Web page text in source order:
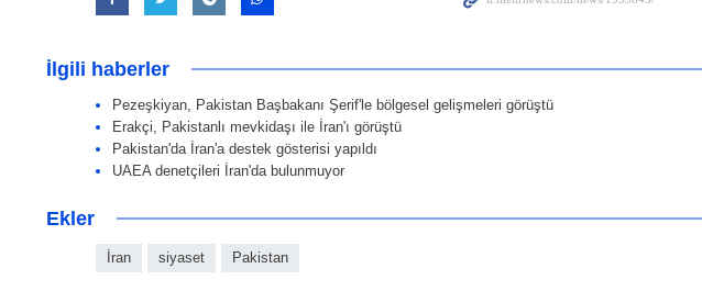
İlgili haberler
Pezeşkiyan, Pakistan Başbakanı Şerif'le bölgesel gelişmeleri görüştü
Erakçi, Pakistanlı mevkidaşı ile İran'ı görüştü
Pakistan'da İran'a destek gösterisi yapıldı
UAEA denetçileri İran'da bulunmuyor
Ekler
İran siyaset Pakistan